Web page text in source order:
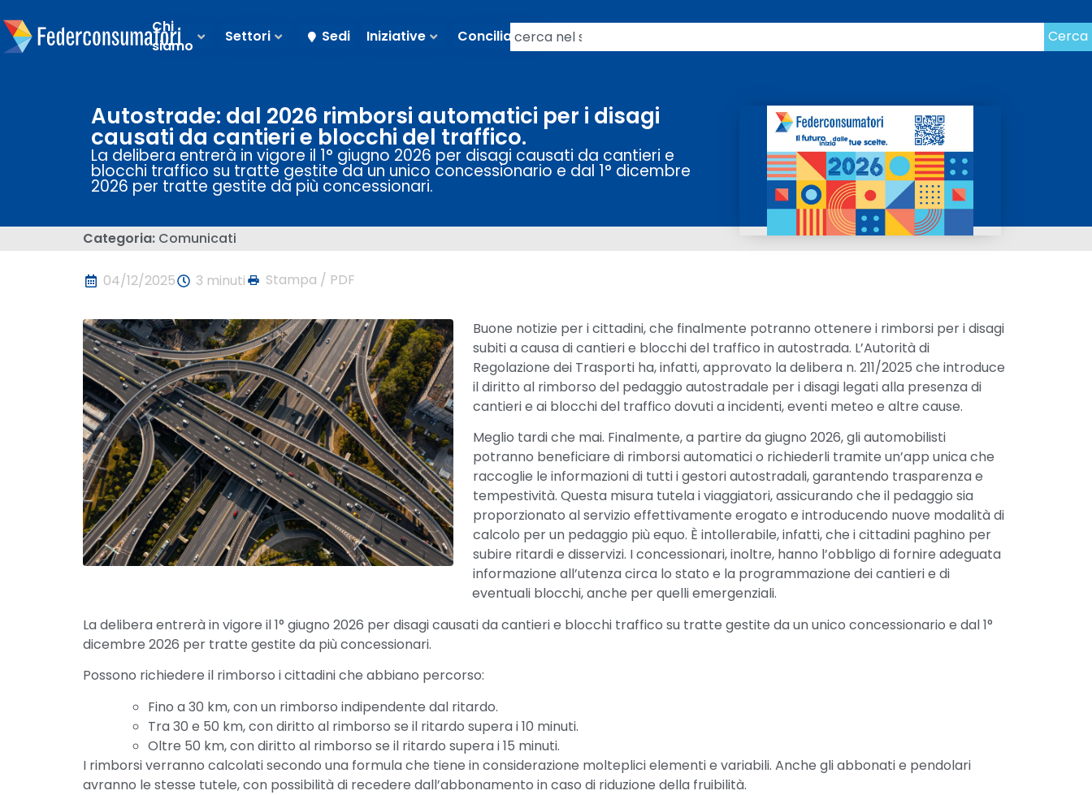
Chi
siamo
Settori Sedi Iniziative Conciliazioni Cerca
Autostrade: dal 2026 rimborsi automatici per i disagi
causati da cantieri e blocchi del traffico.
La delibera entrerà in vigore il 1° giugno 2026 per disagi causati da cantieri e
blocchi traffico su tratte gestite da un unico concessionario e dal 1° dicembre
2026 per tratte gestite da più concessionari.
Categoria: Comunicati
04/12/2025 3 minuti Stampa / PDF
Buone notizie per i cittadini, che finalmente potranno ottenere i rimborsi per i disagi
subiti a causa di cantieri e blocchi del traffico in autostrada. L’Autorità di
Regolazione dei Trasporti ha, infatti, approvato la delibera n. 211/2025 che introduce
il diritto al rimborso del pedaggio autostradale per i disagi legati alla presenza di
cantieri e ai blocchi del traffico dovuti a incidenti, eventi meteo e altre cause.
Meglio tardi che mai. Finalmente, a partire da giugno 2026, gli automobilisti
potranno beneficiare di rimborsi automatici o richiederli tramite un’app unica che
raccoglie le informazioni di tutti i gestori autostradali, garantendo trasparenza e
tempestività. Questa misura tutela i viaggiatori, assicurando che il pedaggio sia
proporzionato al servizio effettivamente erogato e introducendo nuove modalità di
calcolo per un pedaggio più equo. È intollerabile, infatti, che i cittadini paghino per
subire ritardi e disservizi. I concessionari, inoltre, hanno l’obbligo di fornire adeguata
informazione all’utenza circa lo stato e la programmazione dei cantieri e di
eventuali blocchi, anche per quelli emergenziali.
La delibera entrerà in vigore il 1° giugno 2026 per disagi causati da cantieri e blocchi traffico su tratte gestite da un unico concessionario e dal 1°
dicembre 2026 per tratte gestite da più concessionari.
Possono richiedere il rimborso i cittadini che abbiano percorso:
Fino a 30 km, con un rimborso indipendente dal ritardo.
Tra 30 e 50 km, con diritto al rimborso se il ritardo supera i 10 minuti.
Oltre 50 km, con diritto al rimborso se il ritardo supera i 15 minuti.
I rimborsi verranno calcolati secondo una formula che tiene in considerazione molteplici elementi e variabili. Anche gli abbonati e pendolari
avranno le stesse tutele, con possibilità di recedere dall’abbonamento in caso di riduzione della fruibilità.